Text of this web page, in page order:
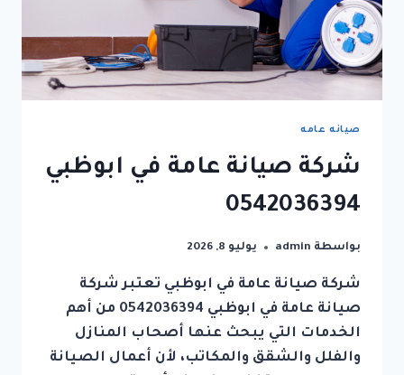
صيانه عامه
شركة صيانة عامة في ابوظبي
0542036394
بواسطة admin يوليو 8, 2026
شركة صيانة عامة في ابوظبي تعتبر شركة
صيانة عامة في ابوظبي 0542036394 من أهم
الخدمات التي يبحث عنها أصحاب المنازل
والفلل والشقق والمكاتب، لأن أعمال الصيانة